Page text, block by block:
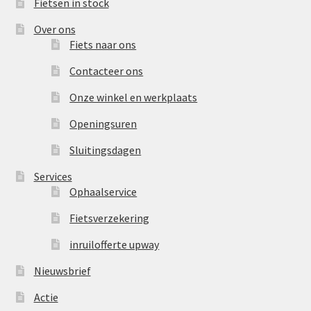
Fietsverzekering
inruilofferte upway
Nieuwsbrief
Onze winkel en werkplaats
Openingsuren
Ophaalservice
Over ons
Privacybeleid
Fietsen in stock
Over ons
Fiets naar ons
Contacteer ons
Onze winkel en werkplaats
Openingsuren
Sluitingsdagen
Services
Ophaalservice
Fietsverzekering
inruilofferte upway
Nieuwsbrief
Actie